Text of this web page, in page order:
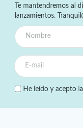
Te mantendremos al
lanzamientos.
He leído y acepto la